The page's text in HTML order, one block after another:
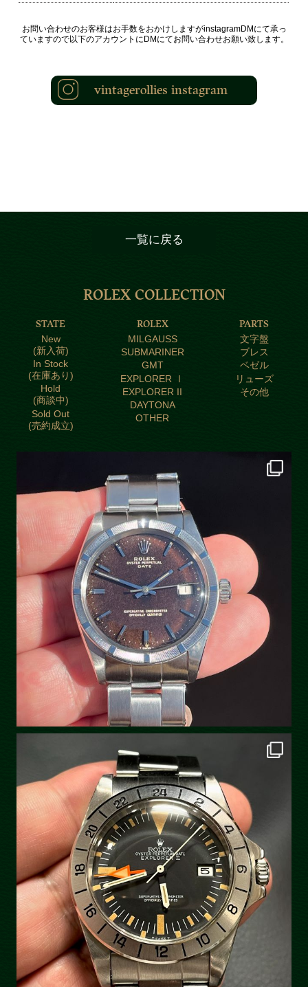
お問い合わせのお客様はお手数をおかけしますがinstagramDMにて承っ
ていますので以下のアカウントにDMにてお問い合わせお願い致します。
vintagerollies instagram
一覧に戻る
ROLEX COLLECTION
STATE
New
(新入荷)
In Stock
(在庫あり)
Hold
(商談中)
Sold Out
(売約成立)
ROLEX
MILGAUSS
SUBMARINER
GMT
EXPLORER Ⅰ
EXPLORER II
DAYTONA
OTHER
PARTS
文字盤
ブレス
ベゼル
リューズ
その他